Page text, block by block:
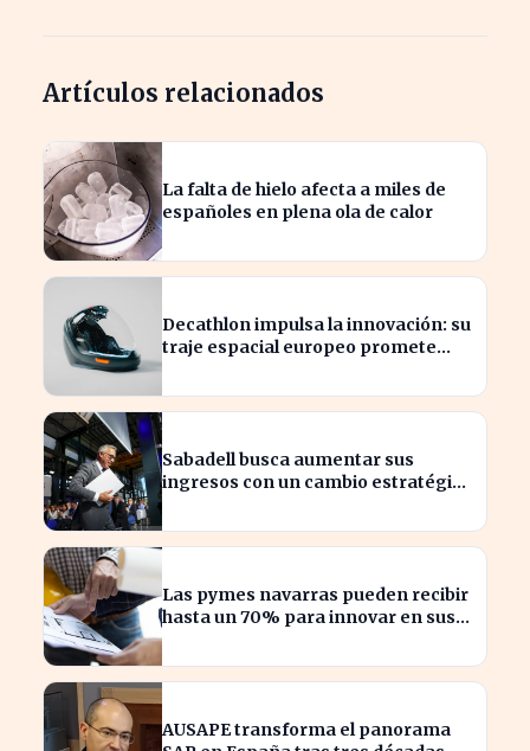
Artículos relacionados
La falta de hielo afecta a miles de
españoles en plena ola de calor
Decathlon impulsa la innovación: su
traje espacial europeo promete
Sabadell busca aumentar sus
ingresos con un cambio estratégico
Las pymes navarras pueden recibir
hasta un 70% para innovar en sus
AUSAPE transforma el panorama